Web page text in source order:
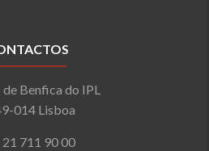
de Benfica do IPL
014 Lisboa
21 711 90 00